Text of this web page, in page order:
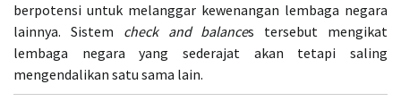
berpotensi untuk melanggar kewenangan lembaga negara
lainnya. Sistem check and balances tersebut mengikat
lembaga negara yang sederajat akan tetapi saling
mengendalikan satu sama lain.